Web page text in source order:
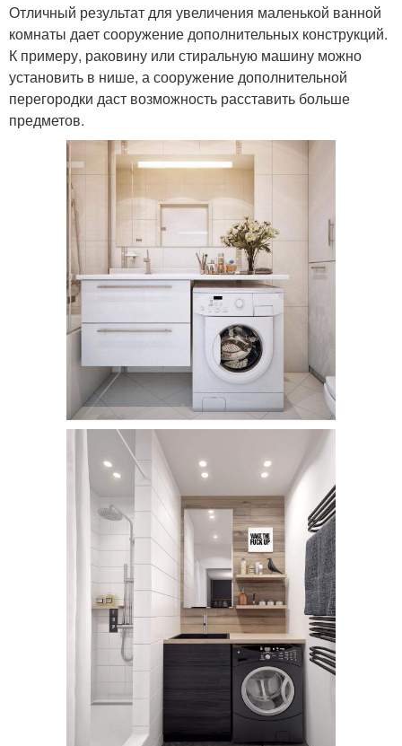
Отличный результат для увеличения маленькой ванной
комнаты дает сооружение дополнительных конструкций.
К примеру, раковину или стиральную машину можно
установить в нише, а сооружение дополнительной
перегородки даст возможность расставить больше
предметов.